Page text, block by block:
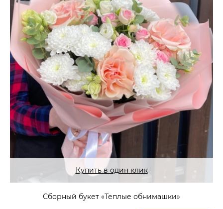
Купить в один клик
Сборный букет «Теплые обнимашки»